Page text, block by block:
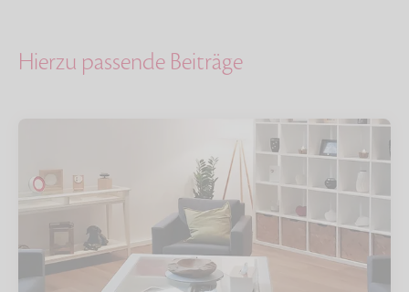
Hierzu passende Beiträge